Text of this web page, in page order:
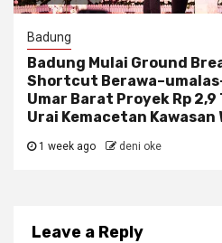
Badung
Badung Mulai Ground
Shortcut
Umar Barat Proyek Rp
Urai Kemacetan Kawasan
1 week ago deni oke
Leave a Reply